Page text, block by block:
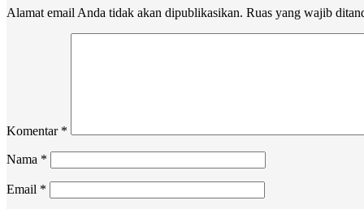
Alamat email Anda tidak akan dipublikasikan. Ruas yang wajib
Komentar *
Nama *
Email *